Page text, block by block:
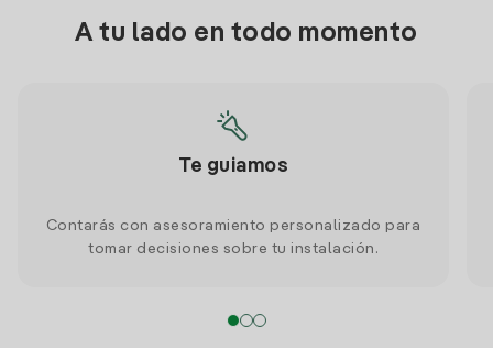
A tu lado en todo momento
Te guiamos
Contarás con asesoramiento personalizado para
tomar decisiones sobre tu instalación.